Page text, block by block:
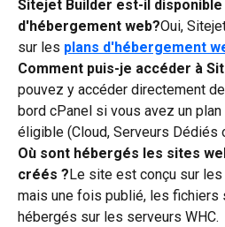
Sitejet Builder est-il
d'hébergement web?Oui,
sur les plans d'hébergement
Comment puis-je accéder à
pouvez y accéder directement
bord cPanel si vous avez un
éligible (Cloud, Serveurs Dédiés
Où sont hébergés les sites
créés ? Le site est conçu sur
mais une fois publié, les fichiers
hébergés sur les serveurs WHC.